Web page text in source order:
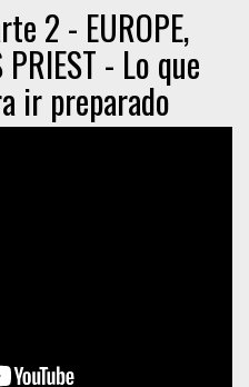
2 - EUROPE,
PRIEST - Lo que
ir preparado